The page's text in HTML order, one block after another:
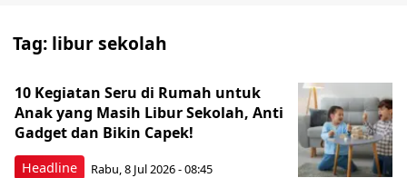
Tag: libur sekolah
Headline
10 Kegiatan Seru di Rumah untuk
Anak yang Masih Libur Sekolah, Anti
Gadget dan Bikin Capek!
Rabu, 8 Jul 2026 - 08:45